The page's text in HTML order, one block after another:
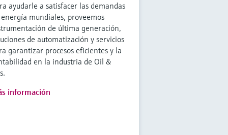
ayudarle a satisfacer las demandas
mundiales, proveemos
de última generación,
de automatización y servicios
garantizar procesos eficientes y la
en la industria de Oil &
información